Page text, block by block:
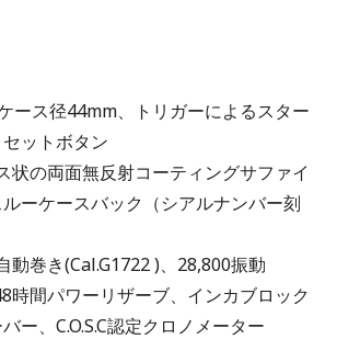
ース径44mm、トリガーによるスター
ットボタン
状の両面無反射コーティングサファイ
ーケースバック（シアルナンバー刻
動巻き(Cal.G1722 )、28,800振動
時間パワーリザーブ、インカブロック
ー、C.O.S.C認定クロノメーター